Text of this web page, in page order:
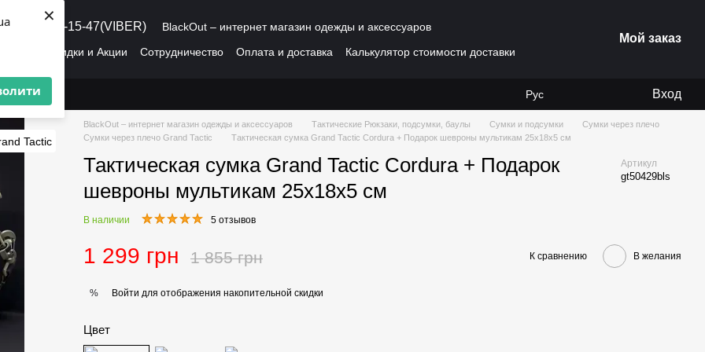
×
(095) 486-15-47(VIBER)
BlackOut – интернет магазин одежды и аксессуаров
Скидки и Акции Сотрудничество Оплата и доставка
Калькулятор стоимости доставки
Мой заказ
Рус Вход
BlackOut – интернет магазин одежды и аксессуаров Тактические Рюкзаки, подсумки, баулы Сумки и подсумки
Сумки через плечо
Сумки через плечо Grand Tactic
Тактическая сумка Grand Tactic Cordura + Подарок шевроны мультикам 25x18x5 см
Тактическая сумка Grand Tactic Cordura + Подарок
шевроны мультикам 25x18x5 см
Артикул
gt50429bls
В наличии 5 отзывов
1 299 грн 1 855 грн К сравнению В желания
% Войти для отображения накопительной скидки
Цвет